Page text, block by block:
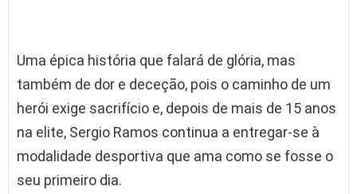
Uma épica história que falará de glória, mas
também de dor e deceção, pois o caminho de um
herói exige sacrifício e, depois de mais de 15 anos
na elite, Sergio Ramos continua a entregar-se à
modalidade desportiva que ama como se fosse o
seu primeiro dia.